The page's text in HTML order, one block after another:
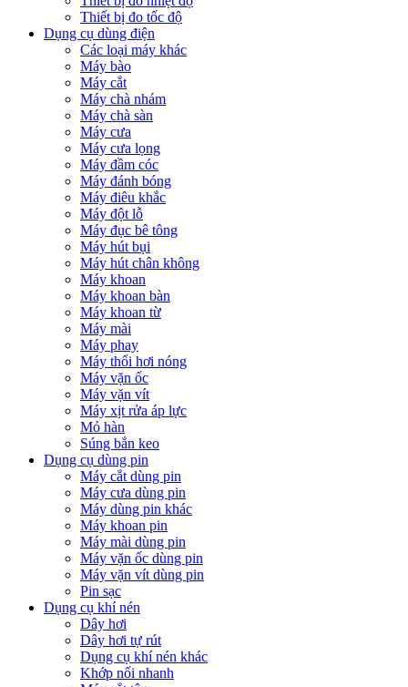
Thiết bị đo tốc độ
Dụng cụ dùng điện
Các loại máy khác
Máy bào
Máy cắt
Máy chà nhám
Máy chà sàn
Máy cưa
Máy cưa lọng
Máy đầm cóc
Máy đánh bóng
Máy điêu khắc
Máy đột lỗ
Máy đục bê tông
Máy hút bụi
Máy hút chân không
Máy khoan
Máy khoan bàn
Máy khoan từ
Máy mài
Máy phay
Máy thổi hơi nóng
Máy vặn ốc
Máy vặn vít
Máy xịt rửa áp lực
Mỏ hàn
Súng bắn keo
Dụng cụ dùng pin
Máy cắt dùng pin
Máy cưa dùng pin
Máy dùng pin khác
Máy khoan pin
Máy mài dùng pin
Máy vặn ốc dùng pin
Máy vặn vít dùng pin
Pin sạc
Dụng cụ khí nén
Dây hơi
Dây hơi tự rút
Dụng cụ khí nén khác
Khớp nối nhanh